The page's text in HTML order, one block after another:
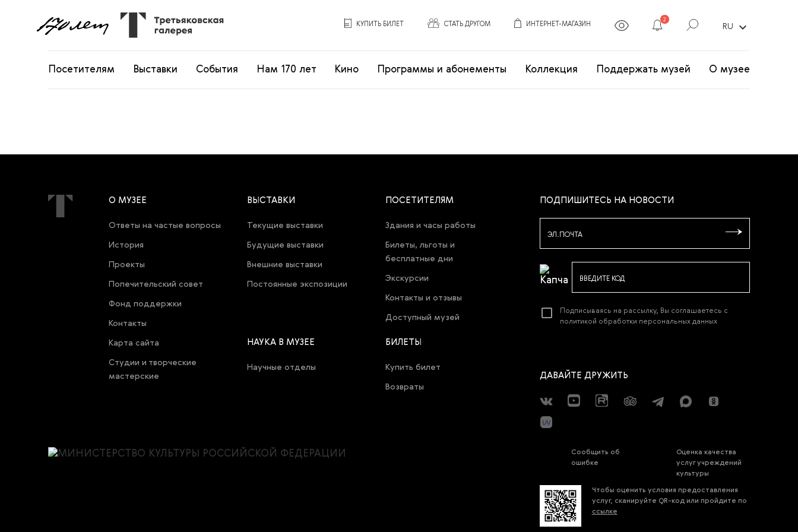
КУПИТЬ БИЛЕТ СТАТЬ ДРУГОМ ИНТЕРНЕТ-МАГАЗИН
2
RU expand_more
Посетителям Выставки События Нам 170 лет Кино Программы и абонементы Коллекция Поддержать музей О музее
О МУЗЕЕ
Ответы на частые вопросы
История
Проекты
Попечительский совет
Фонд поддержки
Контакты
Карта cайта
Студии и творческие
мастерские
ВЫСТАВКИ
Текущие выставки
Будущие выставки
Внешние выставки
Постоянные экспозиции
ПОСЕТИТЕЛЯМ
Здания и часы работы
Билеты, льготы и
бесплатные дни
Экскурсии
Контакты и отзывы
Доступный музей
НАУКА В МУЗЕЕ
Научные отделы
БИЛЕТЫ
Купить билет
Возвраты
ПОДПИШИТЕСЬ НА НОВОСТИ
ЭЛ.ПОЧТА
ВВЕДИТЕ КОД
Подписываясь на рассылку, Вы соглашаетесь с
политикой обработки персональных данных
ДАВАЙТЕ ДРУЖИТЬ
Сообщить об
ошибке
Оценка качества
услуг учреждений
культуры
Чтобы оценить условия предоставления
услуг, сканируйте QR-код или пройдите по
ссылке